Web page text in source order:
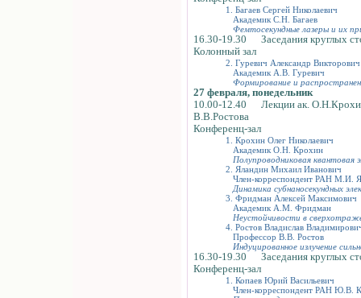
1. Багаев Сергей Николаевич
Академик С.Н. Багаев
Фемтосекундные лазеры и их
16.30-19.30 Заседания круглых
Колонный зал
2. Гуревич Александр Викторович
Академик А.В. Гуревич
Формирование и
27 февраля, понедельник
10.00-12.40 Лекции ак.
В.В.Ростова
Конференц-зал
1. Крохин Олег Николаевич
Академик О.Н. Крохин
Полупроводниковая квантовая
2. Яландин Михаил Иванович
Член-корреспондент РАН М.И.
Динамика субнаносекундных
3. Фридман Алексей Максимович
Академик А.М. Фридман
Неустойчивости в
4. Ростов Владислав
Профессор В.В. Ростов
Индуцированное излучение
16.30-19.30 Заседания круглых
Конференц-зал
1. Копаев Юрий Васильевич
Член-корреспондент РАН Ю.В.